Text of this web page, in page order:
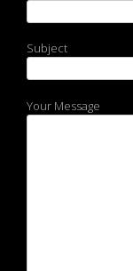
Subject
Your Message